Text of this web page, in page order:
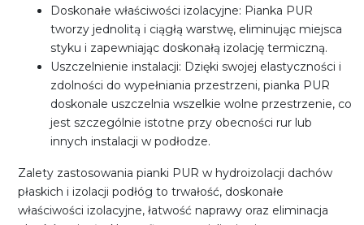
Doskonałe właściwości izolacyjne: Pianka PUR
tworzy jednolitą i ciągłą warstwę, eliminując miejsca
styku i zapewniając doskonałą izolację termiczną.
Uszczelnienie instalacji: Dzięki swojej elastyczności i
zdolności do wypełniania przestrzeni, pianka PUR
doskonale uszczelnia wszelkie wolne przestrzenie, co
jest szczególnie istotne przy obecności rur lub
innych instalacji w podłodze.
Zalety zastosowania pianki PUR w hydroizolacji dachów
płaskich i izolacji podłóg to trwałość, doskonałe
właściwości izolacyjne, łatwość naprawy oraz eliminacja